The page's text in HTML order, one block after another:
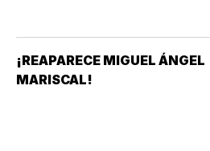
¡REAPARECE MIGUEL ÁNGEL
MARISCAL!